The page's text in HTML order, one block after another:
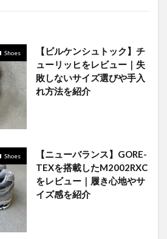
Shoes
【ビルケンシュトック】チ
ューリッヒをレビュー｜失
敗しないサイズ選びや手入
れ方法を紹介
Shoes
【ニューバランス】GORE-
TEXを搭載したM2002RXC
をレビュー｜履き心地やサ
イズ感を紹介